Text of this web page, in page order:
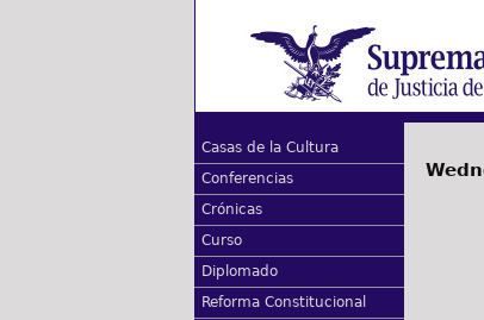
Casas de la Cultura
Conferencias
Crónicas
Curso
Diplomado
Reforma Constitucional